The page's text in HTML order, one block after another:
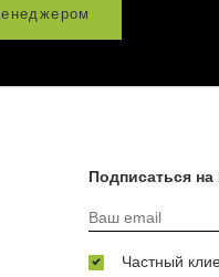
Подписаться на
Частный